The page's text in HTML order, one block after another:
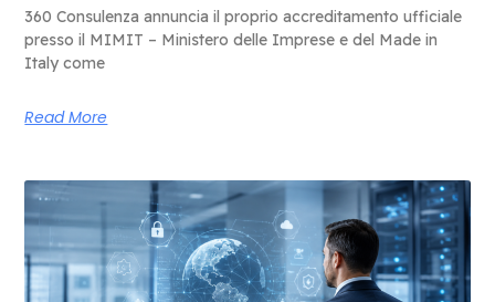
360 Consulenza annuncia il proprio accreditamento ufficiale
presso il MIMIT – Ministero delle Imprese e del Made in
Italy come
Read More